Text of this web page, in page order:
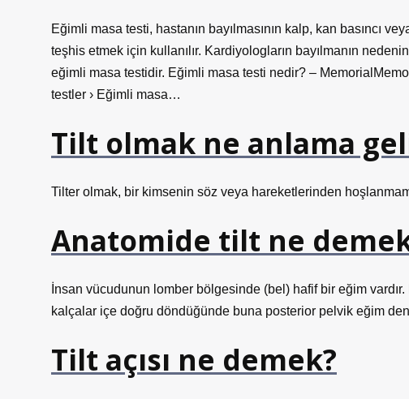
Eğimli masa testi, hastanın bayılmasının kalp, kan basıncı
teşhis etmek için kullanılır. Kardiyologların bayılmanın
eğimli masa testidir. Eğimli masa testi nedir? –
testler › Eğimli masa…
Tilt olmak ne anlama
Tilter olmak, bir kimsenin söz veya hareketlerinden
Anatomide tilt ne
İnsan vücudunun lomber bölgesinde (bel) hafif bir eğim
kalçalar içe doğru döndüğünde buna posterior pelvik eğim
Tilt açısı ne demek?